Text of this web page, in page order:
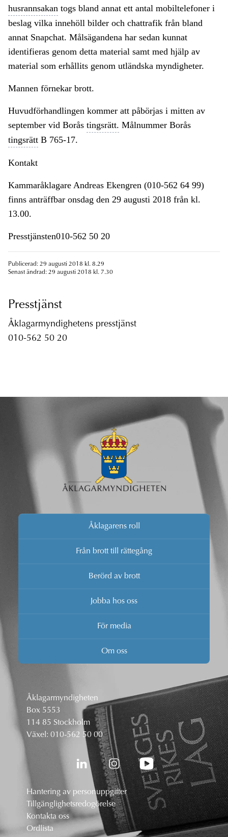
husrannsakan togs bland annat ett antal mobiltelefoner i
beslag vilka innehöll bilder och chattrafik från bland
annat Snapchat. Målsägandena har sedan kunnat
identifieras genom detta material samt med hjälp av
material som erhållits genom utländska myndigheter.
Mannen förnekar brott.
Huvudförhandlingen kommer att påbörjas i mitten av
september vid Borås tingsrätt. Målnummer Borås
tingsrätt B 765-17.
Kontakt
Kammaråklagare Andreas Ekengren (010-562 64 99)
finns anträffbar onsdag den 29 augusti 2018 från kl.
13.00.
Presstjänsten010-562 50 20
Publicerad: 29 augusti 2018 kl. 8.29
Senast ändrad: 29 augusti 2018 kl. 7.30
Presstjänst
Åklagarmyndighetens presstjänst
010-562 50 20
Åklagarens roll
Från brott till rättegång
Berörd av brott
Jobba hos oss
För media
Om oss
Åklagarmyndigheten
Box 5553
114 85 Stockholm
Växel: 010-562 50 00
Hantering av personuppgifter
Tillgänglighetsredogörelse
Kontakta oss
Ordlista